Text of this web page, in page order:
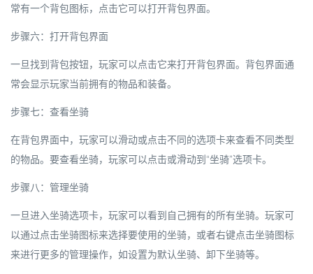
常有一个背包图标，点击它可以打开背包界面。
步骤六：打开背包界面
一旦找到背包按钮，玩家可以点击它来打开背包界面。背包界面通
常会显示玩家当前拥有的物品和装备。
步骤七：查看坐骑
在背包界面中，玩家可以滑动或点击不同的选项卡来查看不同类型
的物品。要查看坐骑，玩家可以点击或滑动到“坐骑”选项卡。
步骤八：管理坐骑
一旦进入坐骑选项卡，玩家可以看到自己拥有的所有坐骑。玩家可
以通过点击坐骑图标来选择要使用的坐骑，或者右键点击坐骑图标
来进行更多的管理操作，如设置为默认坐骑、卸下坐骑等。